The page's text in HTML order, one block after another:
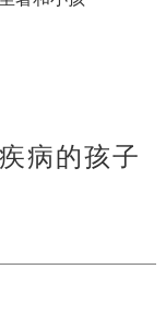
病的孩子